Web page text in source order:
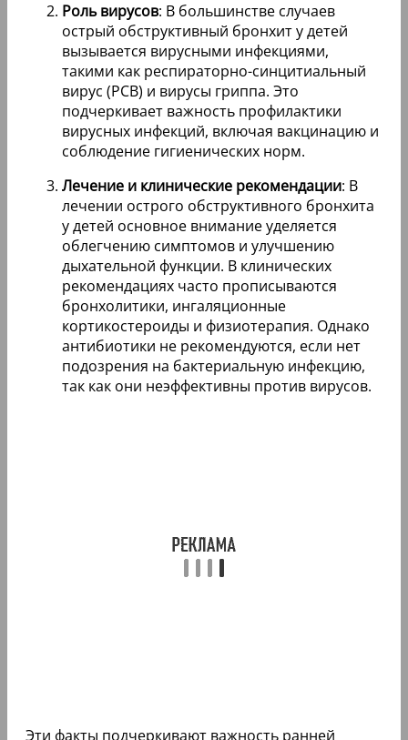
Роль вирусов: В большинстве случаев
острый обструктивный бронхит у детей
вызывается вирусными инфекциями,
такими как респираторно-синцитиальный
вирус (РСВ) и вирусы гриппа. Это
подчеркивает важность профилактики
вирусных инфекций, включая вакцинацию и
соблюдение гигиенических норм.
Лечение и клинические рекомендации: В
лечении острого обструктивного бронхита
у детей основное внимание уделяется
облегчению симптомов и улучшению
дыхательной функции. В клинических
рекомендациях часто прописываются
бронхолитики, ингаляционные
кортикостероиды и физиотерапия. Однако
антибиотики не рекомендуются, если нет
подозрения на бактериальную инфекцию,
так как они неэффективны против вирусов.
Эти факты подчеркивают важность ранней